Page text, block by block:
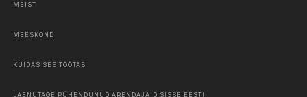
MEIST
MEESKOND
KUIDAS SEE TÖÖTAB
LAENUTAGE PÜHENDUNUD ARENDAJAID SISSE EESTI